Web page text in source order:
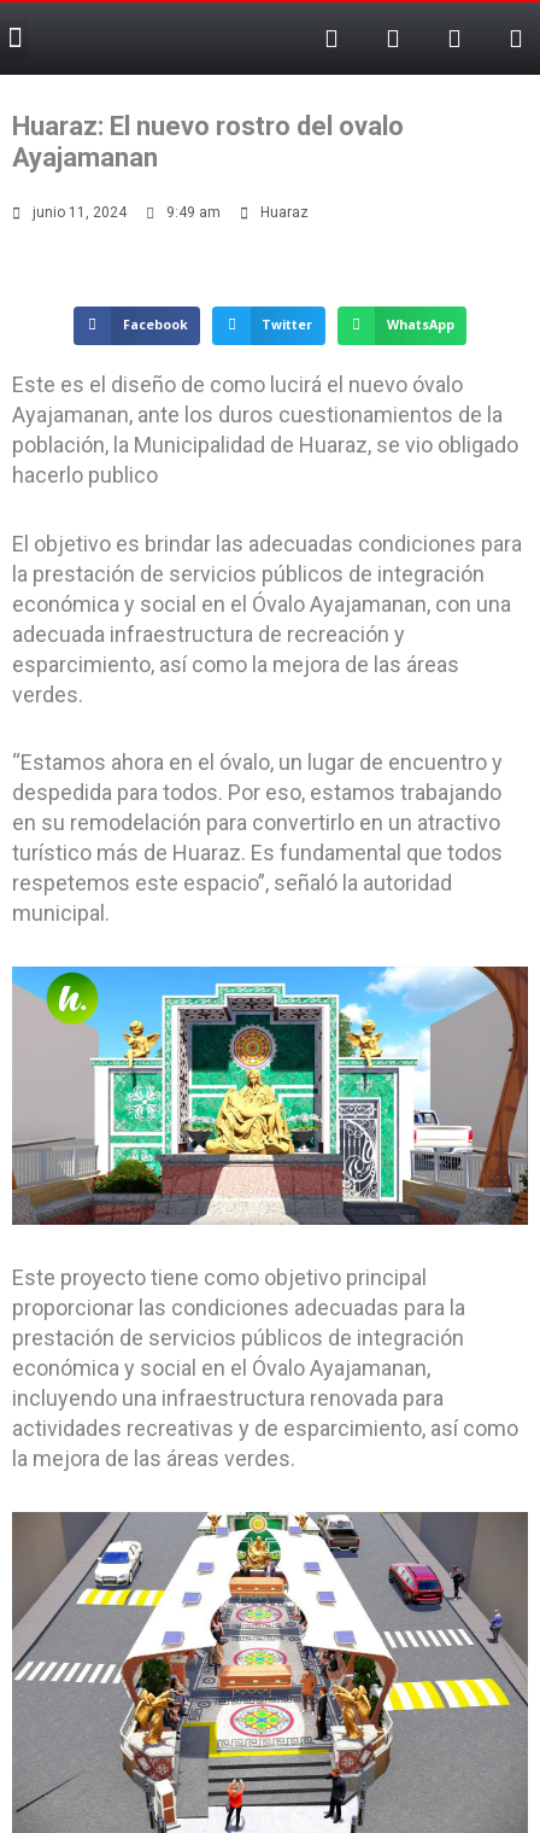
al
contenido
Menu F
a
e
b
o
T
e
e
r
T
i
t
X
-
w
Huaraz: El nuevo rostro del ovalo
Ayajamanan
junio 11, 2024 9:49 am Huaraz
Facebook Twitter WhatsApp
Este es el diseño de como lucirá el nuevo óvalo
Ayajamanan, ante los duros cuestionamientos de la
población, la Municipalidad de Huaraz, se vio obligado
hacerlo publico
El objetivo es brindar las adecuadas condiciones para
la prestación de servicios públicos de integración
económica y social en el Óvalo Ayajamanan, con una
adecuada infraestructura de recreación y
esparcimiento, así como la mejora de las áreas
verdes.
“Estamos ahora en el óvalo, un lugar de encuentro y
despedida para todos. Por eso, estamos trabajando
en su remodelación para convertirlo en un atractivo
turístico más de Huaraz. Es fundamental que todos
respetemos este espacio”, señaló la autoridad
municipal.
Este proyecto tiene como objetivo principal
proporcionar las condiciones adecuadas para la
prestación de servicios públicos de integración
económica y social en el Óvalo Ayajamanan,
incluyendo una infraestructura renovada para
actividades recreativas y de esparcimiento, así como
la mejora de las áreas verdes.